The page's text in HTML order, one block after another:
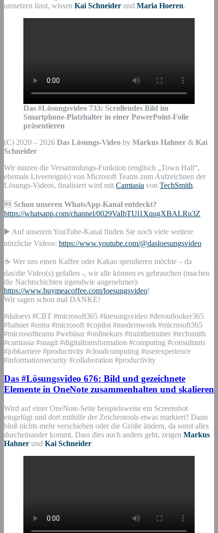
umsetzen lässt, wissen Kai Schneider und Maria Hoeren.
Das #Lösungsvideo 733: Scrollendes Bild im
Smartphone-Platzhalter in einer PowerPoint-Folie
präsentieren
(C) 2020 – 2026 Das Lösungs-Video by Markus Hahner & Kai
Schneider
Wir nutzen die Versammlungs-Funktion (englisch „Town Hall“,
ehemals Liveereignis) von Microsoft Teams zum Aufzeichnen der
Lösungs-Videos, finalisiert wird mit Camtasia von TechSmith.
🆕 Schon unseren WhatsApp-Kanal entdeckt?
https://whatsapp.com/channel/0029VaIbTUl1XqugXBALRu3Z
▶️ Auf unserem YouTube-Kanal finden Sie noch viele weitere
nützliche Videos: https://www.youtube.com/@dasloesungsvideo
☕ Wer uns einen Kaffee oder Kakao spendieren möchte – da
das/die Video(s) gefallen -, wir alle können es gebrauchen (machen
die Nachtschichten irgendwie angenehmer):
https://www.buymeacoffee.com/loesungsvideo!
Wir sagen schon mal DANKE!
#daloevi #CBT #microsoft365 #loesungsvideo #deroutlooker365
#hahner #entra #microsoft #copilot #modernwork #microsoft365
#microsoftteams #webinar #onlinekurs #trainthetrainer #techsmith
#camtasia #snagit #digitaltransformation #computing #consultants
#jobkarriere #productivity #cloudcomputing #userexperience
#informationsecurity #collaboration #productivity
Das #Lösungsvideo 676: Bild und gezeichnete
Elemente in OneNote zusammenhalten und skalieren
Wird auf einer OneNote-Seite beispielsweise ein Screenshot
eingefügt und dort mithilfe der Zeichentools etwas markiert? Dann
bloß nichts mehr verschieben oder die Größe ändern, da sonst alles
durcheinander kommt. Dass dies auch anders geht, zeigen Markus
Hahner und Kai Schneider.